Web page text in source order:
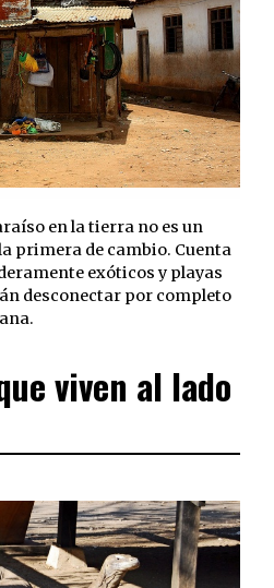
en la tierra no es un
primera de cambio. Cuenta
exóticos y playas
desconectar por completo
viven al lado